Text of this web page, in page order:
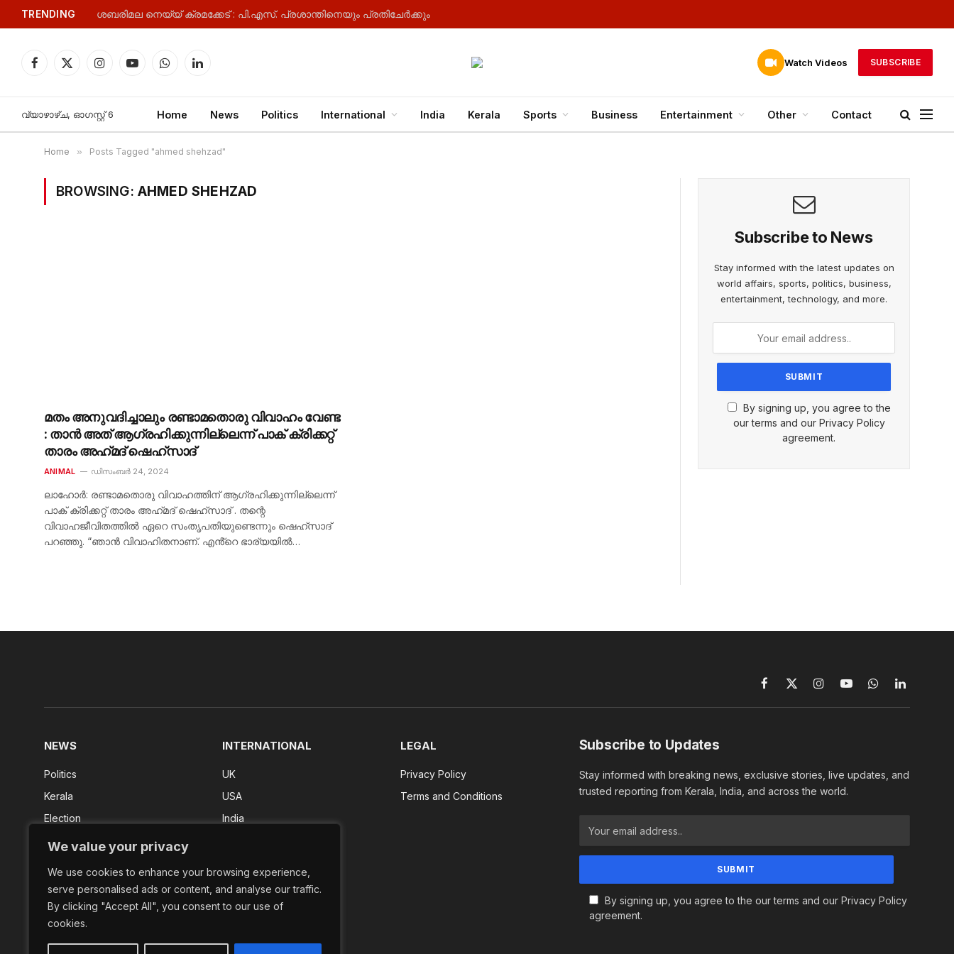
We value your privacy
We use cookies to enhance your browsing experience,
serve personalised ads or content, and analyse our traffic.
By clicking "Accept All", you consent to our use of
cookies.
TRENDING ശബരിമല നെയ്യ് ക്രമക്കേട് : പി.എസ്. പ്രശാന്തിനെയും പ്രതിചേർക്കും
Facebook
X
InstagramYouTubeWhatsAppLinkedIn
Watch Videos SUBSCRIBE
വ്യാഴാഴ്‌ച, ഓഗസ്റ്റ്‌ 6 Home News Politics International India Kerala Sports Business Entertainment Other Contact
Home » Posts Tagged "ahmed shehzad"
BROWSING: AHMED SHEHZAD
മതം അനുവദിച്ചാലും രണ്ടാമതൊരു വിവാഹം വേണ്ട
: താൻ അത് ആഗ്രഹിക്കുന്നില്ലെന്ന് പാക് ക്രിക്കറ്റ്
താരം അഹ്‌മദ് ഷെഹ്‌സാദ്
ANIMAL ഡിസംബർ 24, 2024
ലാഹോര്‍: രണ്ടാമതൊരു വിവാഹത്തിന് ആഗ്രഹിക്കുന്നില്ലെന്ന്
പാക് ക്രിക്കറ്റ് താരം അഹ്‌മദ് ഷെഹ്‌സാദ് . തന്റെ
വിവാഹജീവിതത്തിൽ ഏറെ സംതൃപതിയുണ്ടെന്നും ഷെഹ്സാദ്
പറഞ്ഞു. “ഞാൻ വിവാഹിതനാണ്. എൻ്റെ ഭാര്യയിൽ…
Subscribe to News
Stay informed with the latest updates on
world affairs, sports, politics, business,
entertainment, technology, and more.
By signing up, you agree to the
our terms and our Privacy Policy
agreement.
Facebook
X
(Twitter)
InstagramYouTubeWhatsAppLinkedIn
NEWS
Politics
Kerala
Election
Kerala Result
Shorts
INTERNATIONAL
UK
USA
India
LEGAL
Privacy Policy
Terms and Conditions
Subscribe to Updates
Stay informed with breaking news, exclusive stories, live updates, and
trusted reporting from Kerala, India, and across the world.
By signing up, you agree to the our terms and our Privacy Policy
agreement.